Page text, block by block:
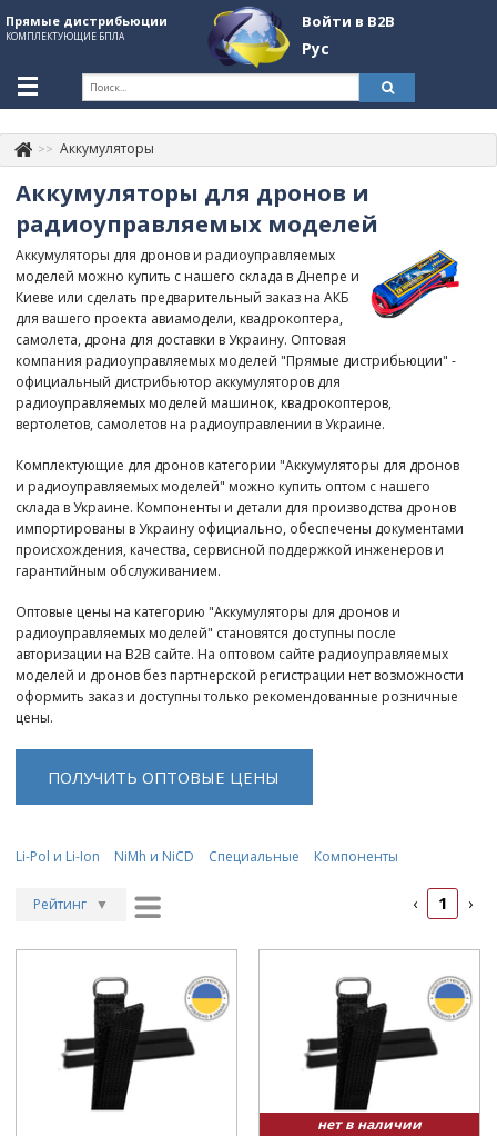
Прямые дистрибьюции
КОМПЛЕКТУЮЩИЕ БПЛА
Войти в B2B
Рус
+380507774092 Контакты
About Company
Обзоры
Категории
Бренды
Войти в B2B
Стать партнером
Аккумуляторы
Аккумуляторы для дронов и
радиоуправляемых моделей
Аккумуляторы для дронов и радиоуправляемых
моделей можно купить с нашего склада в Днепре и
Киеве или сделать предварительный заказ на АКБ
для вашего проекта авиамодели, квадрокоптера,
самолета, дрона для доставки в Украину. Оптовая
компания радиоуправляемых моделей "Прямые дистрибьюции" -
официальный дистрибьютор аккумуляторов для
радиоуправляемых моделей машинок, квадрокоптеров,
вертолетов, самолетов на радиоуправлении в Украине.
Комплектующие для дронов категории "Аккумуляторы для дронов
и радиоуправляемых моделей" можно купить оптом с нашего
склада в Украине. Компоненты и детали для производства дронов
импортированы в Украину официально, обеспечены документами
происхождения, качества, сервисной поддержкой инженеров и
гарантийным обслуживанием.
Оптовые цены на категорию "Аккумуляторы для дронов и
радиоуправляемых моделей" становятся доступны после
авторизации на B2B сайте. На оптовом сайте радиоуправляемых
моделей и дронов без партнерской регистрации нет возможности
оформить заказ и доступны только рекомендованные розничные
цены.
ПОЛУЧИТЬ ОПТОВЫЕ ЦЕНЫ
Li-Pol и Li-Ion NiMh и NiCD Специальные Компоненты
Рейтинг ▼
▼
Цена ▲
Цена ▼
‹ 1 ›
нет в наличии